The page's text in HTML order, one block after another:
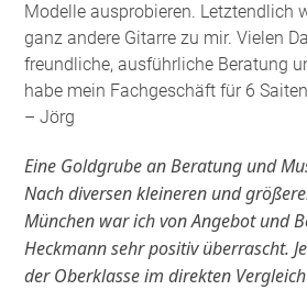
Modelle ausprobieren. Letztendlich
ganz andere Gitarre zu mir. Vielen
freundliche, ausführliche Beratung
habe mein Fachgeschäft für 6
– Jörg
Eine Goldgrube an Beratung und
Nach diversen kleineren und
München war ich von Angebot und
Heckmann sehr positiv überrascht.
der Oberklasse im direkten